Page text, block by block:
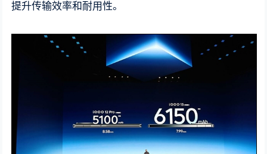
提升传输效率和耐用性。